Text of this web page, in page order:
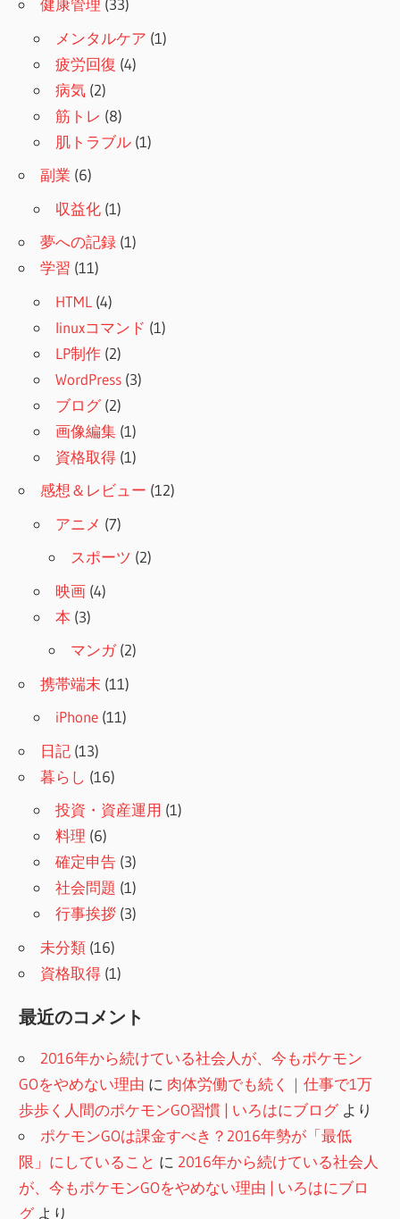
健康管理 (33)
メンタルケア (1)
疲労回復 (4)
病気 (2)
筋トレ (8)
肌トラブル (1)
副業 (6)
収益化 (1)
夢への記録 (1)
学習 (11)
HTML (4)
linuxコマンド (1)
LP制作 (2)
WordPress (3)
ブログ(2)
画像編集 (1)
資格取得 (1)
感想＆レビュー (12)
アニメ (7)
スポーツ (2)
映画 (4)
本 (3)
マンガ(2)
携帯端末 (11)
iPhone (11)
日記 (13)
暮らし (16)
投資・資産運用 (1)
料理 (6)
確定申告 (3)
社会問題 (1)
行事挨拶 (3)
未分類 (16)
資格取得 (1)
最近のコメント
2016年から続けている社会人が、今もポケモン
GOをやめない理由 に 肉体労働でも続く｜仕事で1万
歩歩く人間のポケモンGO習慣 | いろはにブログより
ポケモンGOは課金すべき？2016年勢が「最低
限」にしていること に 2016年から続けている社会人
が、今もポケモンGOをやめない理由 | いろはにブロ
グより